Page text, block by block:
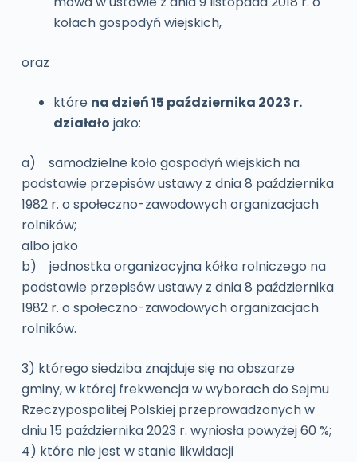
kołach gospodyń wiejskich,
oraz
które na dzień 15 października 2023 r.
działało jako:
a) samodzielne koło gospodyń wiejskich na
podstawie przepisów ustawy z dnia 8 października
1982 r. o społeczno-zawodowych organizacjach
rolników;
albo jako
b) jednostka organizacyjna kółka rolniczego na
podstawie przepisów ustawy z dnia 8 października
1982 r. o społeczno-zawodowych organizacjach
rolników.
3) którego siedziba znajduje się na obszarze
gminy, w której frekwencja w wyborach do Sejmu
Rzeczypospolitej Polskiej przeprowadzonych w
dniu 15 października 2023 r. wyniosła powyżej 60 %;
4) które nie jest w stanie likwidacji